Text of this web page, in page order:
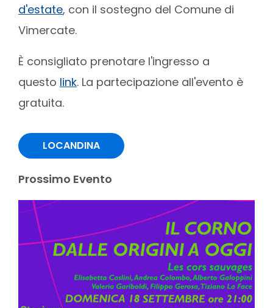
d'estate, con il sostegno del Comune di
Vimercate.
È consigliato prenotare l'ingresso a
questo link. La partecipazione all'evento è
gratuita.
LOCANDINA
Prossimo Evento